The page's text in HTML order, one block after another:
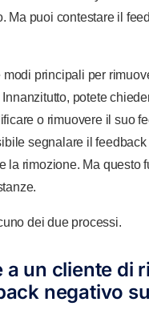
Ma puoi contestare il
modi principali per
potete
o rimuovere il suo
segnalare il
la rimozione. Ma questo
dei due processi.
a un cliente di
negativo